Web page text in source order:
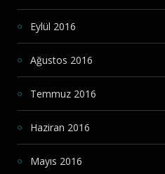
Eylül 2016
Ağustos 2016
Temmuz 2016
Haziran 2016
Mayıs 2016